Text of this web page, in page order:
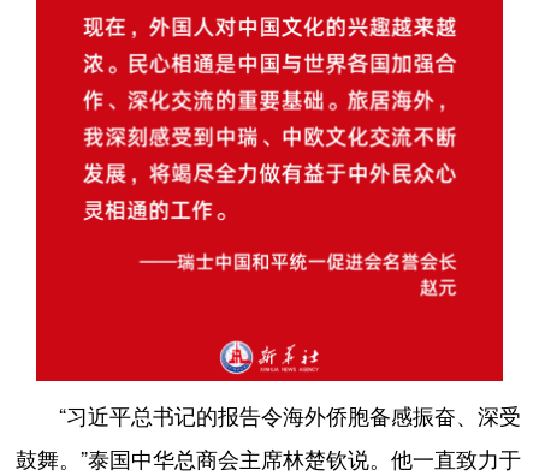
“习近平总书记的报告令海外侨胞备感振奋、深受
鼓舞。”泰国中华总商会主席林楚钦说。他一直致力于